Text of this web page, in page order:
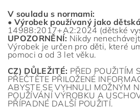
V souladu s normami:
• Výrobek používaný jako
14988:2017+A2:2024 (dětské
UPOZORNĚNÍ: Nikdy
Výrobek je určen pro děti, které
pomoci a od 3 let věku.
CZ) DŮLEŽITÉ: PŘED POUŽITÍM
PŘEČTĚTE PŘILOŽENÉ
ABYSTE SE VYHNULI MOŽNÝM
POUŽÍVÁNÍ VÝROBKU A
PŘÍPADNÉ DALŠÍ POUŽITÍ.